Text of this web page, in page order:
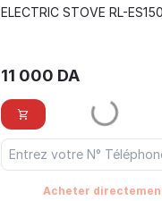
ELECTRIC STOVE RL-
11 000 DA
Acheter